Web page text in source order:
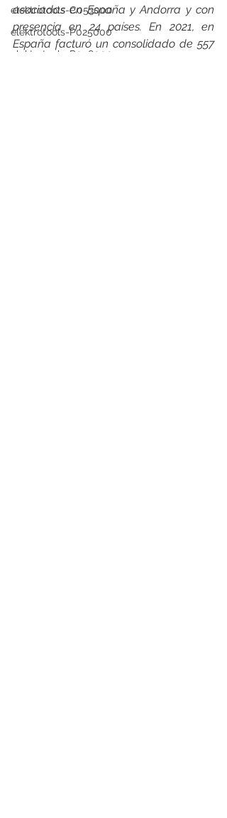
elektrotools-C053000
elektrotools-P025000
elektrotools-P058000
asociadas en España y Andorra y con
presencia en 24 países. En 2021, en
España facturó un consolidado de 557